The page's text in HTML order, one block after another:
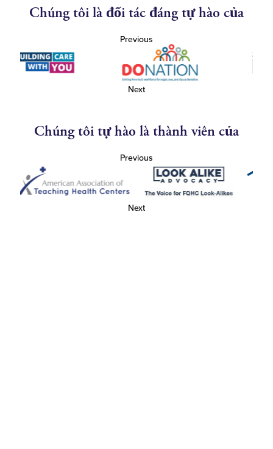
Chúng tôi là đối tác đáng tự hào của
Previous
Next
Chúng tôi tự hào là thành viên của
Previous
Next